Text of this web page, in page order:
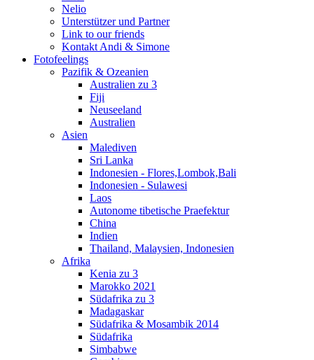
Nelio
Unterstützer und Partner
Link to our friends
Kontakt Andi & Simone
Fotofeelings
Pazifik & Ozeanien
Australien zu 3
Fiji
Neuseeland
Australien
Asien
Malediven
Sri Lanka
Indonesien - Flores,Lombok,Bali
Indonesien - Sulawesi
Laos
Autonome tibetische Praefektur
China
Indien
Thailand, Malaysien, Indonesien
Afrika
Kenia zu 3
Marokko 2021
Südafrika zu 3
Madagaskar
Südafrika & Mosambik 2014
Südafrika
Simbabwe